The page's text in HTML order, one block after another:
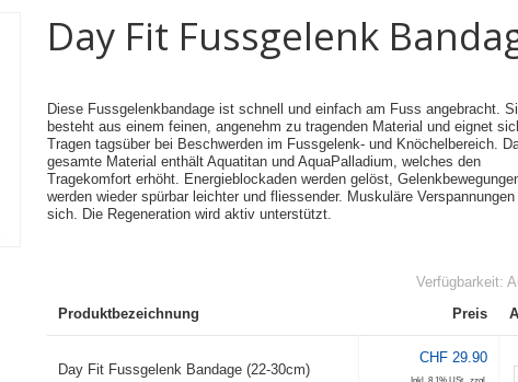
Day Fit Fussgelenk
Diese Fussgelenkbandage ist schnell und einfach am Fuss angebracht.
besteht aus einem feinen, angenehm zu tragenden Material und eignet
Tragen tagsüber bei Beschwerden im Fussgelenk- und Knöchelbereich.
gesamte Material enthält Aquatitan und AquaPalladium, welches den
Tragekomfort erhöht. Energieblockaden werden gelöst,
werden wieder spürbar leichter und fliessender. Muskuläre
sich. Die Regeneration wird aktiv unterstützt.
Verfügbarkeit:
Produktbezeichnung
Preis
Day Fit Fussgelenk Bandage (22-30cm)
CHF 29.90
Inkl. 8.1% USt. zzgl.